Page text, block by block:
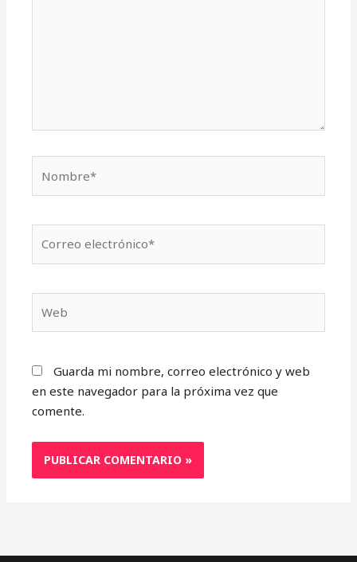
electrónico*
Guarda mi nombre, correo electrónico y web
en este navegador para la próxima vez que
comente.